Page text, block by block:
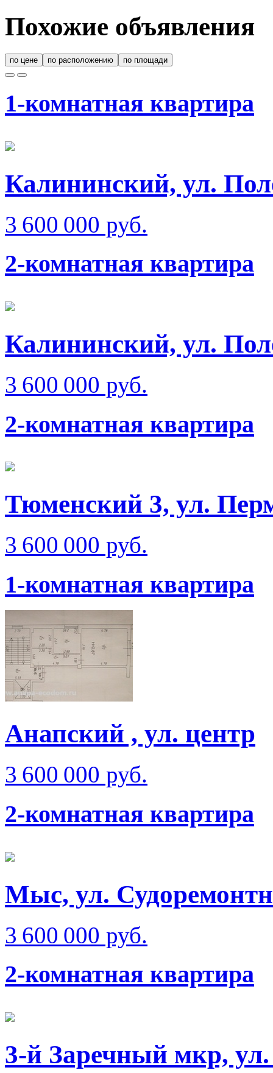
Похожие объявления
по цене по расположению по площади
1-комнатная квартира
Калининский, ул.
3 600 000 руб.
2-комнатная квартира
Калининский, ул.
3 600 000 руб.
2-комнатная квартира
Тюменский 3, ул.
3 600 000 руб.
1-комнатная квартира
Анапский , ул. центр
3 600 000 руб.
2-комнатная квартира
Мыс, ул.
3 600 000 руб.
2-комнатная квартира
3-й Заречный мкр,